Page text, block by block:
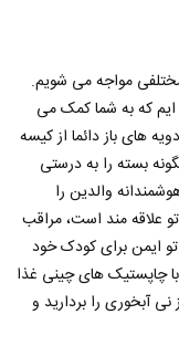
مواجه می شویم.
ایم که به شما کمک می
های باز دائما از کیسه
بسته را به درستی
والدین را
علاقه مند است، مراقب
ایمن برای کودک خود
چاپستیک های چینی غذا
آبخوری را بردارید و